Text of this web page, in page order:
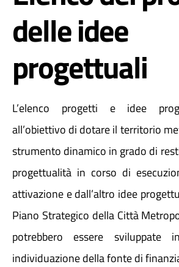
Atti e Docunenti
Notizie
Progetti
delle idee
progettuali
L’elenco progetti e idee
all’obiettivo di dotare il territorio
strumento dinamico in grado di
progettualità in corso di
attivazione e dall’altro idee
Piano Strategico della Città
potrebbero essere sviluppate
individuazione della fonte di